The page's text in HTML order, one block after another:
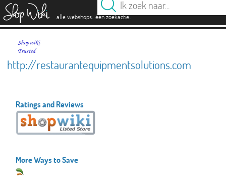
alle webshops. één zoekactie.
http://restaurantequipmentsolutions.com
Ratings and Reviews
More Ways to Save